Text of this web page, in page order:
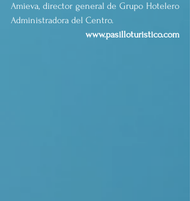
Amieva, director general de Grupo Hotelero
Administradora del Centro.
www.pasilloturistico.com